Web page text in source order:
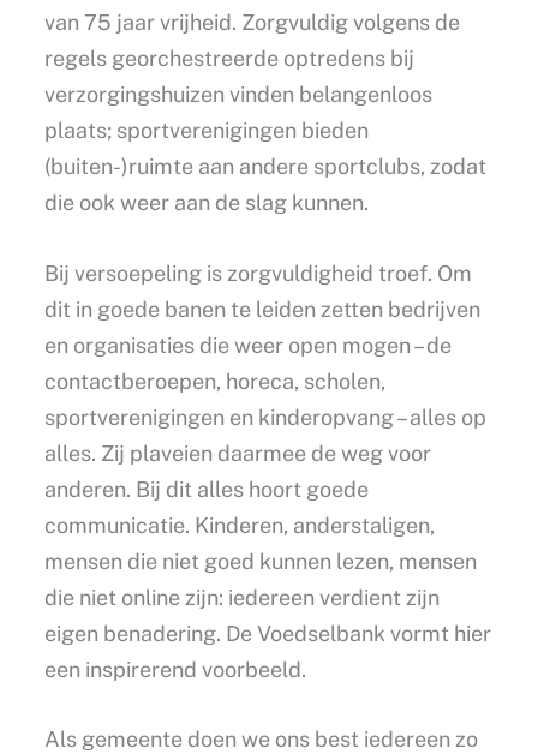
van 75 jaar vrijheid. Zorgvuldig volgens de
regels georchestreerde optredens bij
verzorgingshuizen vinden belangenloos
plaats; sportverenigingen bieden
(buiten-)ruimte aan andere sportclubs, zodat
die ook weer aan de slag kunnen.
Bij versoepeling is zorgvuldigheid troef. Om
dit in goede banen te leiden zetten bedrijven
en organisaties die weer open mogen – de
contactberoepen, horeca, scholen,
sportverenigingen en kinderopvang – alles op
alles. Zij plaveien daarmee de weg voor
anderen. Bij dit alles hoort goede
communicatie. Kinderen, anderstaligen,
mensen die niet goed kunnen lezen, mensen
die niet online zijn: iedereen verdient zijn
eigen benadering. De Voedselbank vormt hier
een inspirerend voorbeeld.
Als gemeente doen we ons best iedereen zo